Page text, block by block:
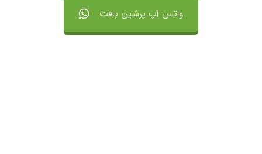
واتس آپ پرشین بافت